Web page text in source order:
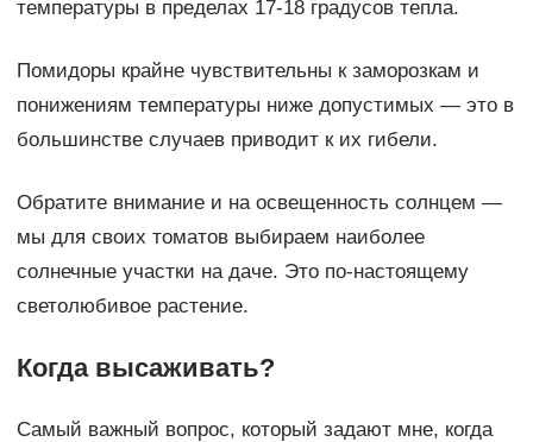
температуры в пределах 17-18 градусов тепла.
Помидоры крайне чувствительны к заморозкам и
понижениям температуры ниже допустимых — это в
большинстве случаев приводит к их гибели.
Обратите внимание и на освещенность солнцем —
мы для своих томатов выбираем наиболее
солнечные участки на даче. Это по-настоящему
светолюбивое растение.
Когда высаживать?
Самый важный вопрос, который задают мне, когда